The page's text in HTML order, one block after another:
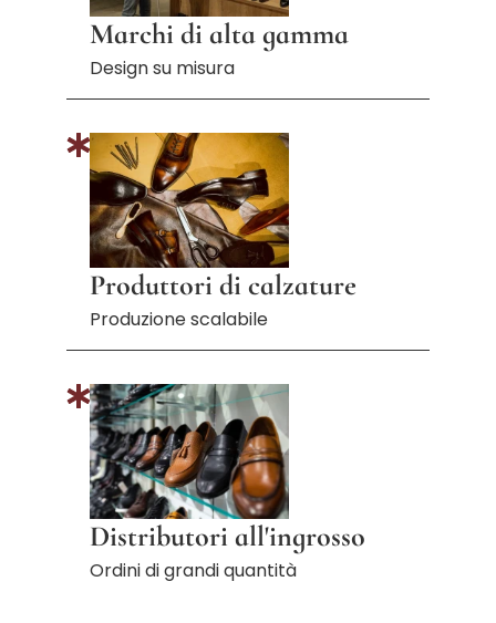
Marchi di alta gamma
Design su misura
Produttori di calzature
Produzione scalabile
Distributori all'ingrosso
Ordini di grandi quantità